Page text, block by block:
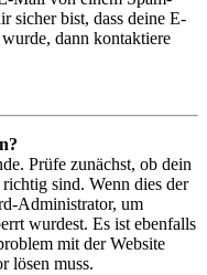
sicher bist, dass deine E-
dann kontaktiere
Prüfe zunächst, ob dein
sind. Wenn dies der
Administrator, um
wurdest. Es ist ebenfalls
mit der Website
lösen muss.